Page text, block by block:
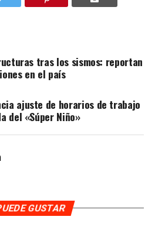
tras los sismos: reportan
en el país
ajuste de horarios de trabajo
del «Súper Niño»
GUSTAR